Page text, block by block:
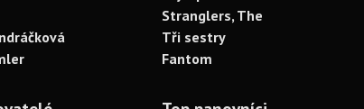
Stranglers, The
Tři sestry
Fantom